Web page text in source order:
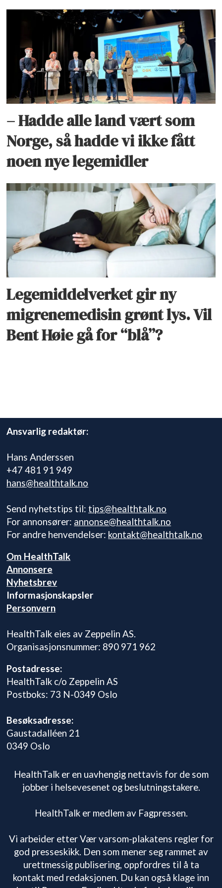
– Hadde alle land vært som
Norge, så hadde vi ikke fått
noen nye legemidler
Legemiddelverket gir ny
migrenemedisin grønt lys. Vil
Bent Høie gå for “blå”?
Ansvarlig redaktør:
Hans Anderssen
+47 481 91 949
hans@healthtalk.no
Send nyhetstips til: tips@healthtalk.no
For annonsører: annonse@healthtalk.no
For andre henvendelser: kontakt@healthtalk.no
Om HealthTalk
Annonsere
Nyhetsbrev
Informasjonskapsler
Personvern
HealthTalk eies av Zeppelin AS.
Organisasjonsnummer: 890 971 962
Postadresse:
HealthTalk c/o Zeppelin AS
Postboks: 73 N-0349 Oslo
Besøksadresse:
Gaustadalléen 21
0349 Oslo
HealthTalk er en uavhengig nettavis for de som
jobber i helsevesenet og beslutningstakere.
HealthTalk er medlem av Fagpressen.
Vi arbeider etter Vær varsom-plakatens regler for
god presseskikk. Den som mener seg rammet av
urettmessig publisering, oppfordres til å ta
kontakt med redaksjonen. Du kan også klage inn